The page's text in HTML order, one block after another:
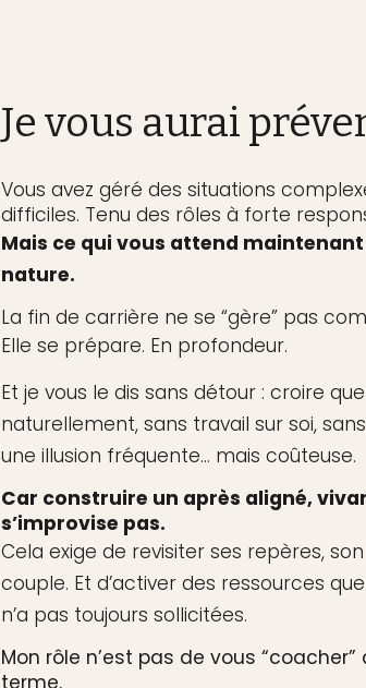
Je vous aurai
Vous avez géré des situations
difficiles. Tenu des rôles à forte
Mais ce qui vous attend maintenant
nature.
La fin de carrière ne se “gère” pas
Elle se prépare. En profondeur.
Et je vous le dis sans détour : croire
naturellement, sans travail sur soi,
une illusion fréquente… mais coûteuse.
Car construire un après aligné,
s’improvise pas.
Cela exige de revisiter ses repères,
couple. Et d’activer des ressources
n’a pas toujours sollicitées.
Mon rôle n’est pas de vous